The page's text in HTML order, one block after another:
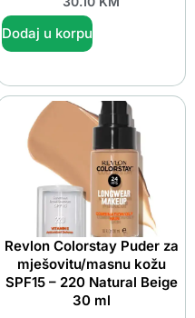
Dodaj u korpu
Revlon Colorstay Puder za
mješovitu/masnu kožu
SPF15 – 220 Natural Beige
30 ml